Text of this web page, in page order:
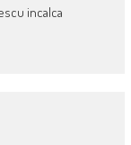
incalca